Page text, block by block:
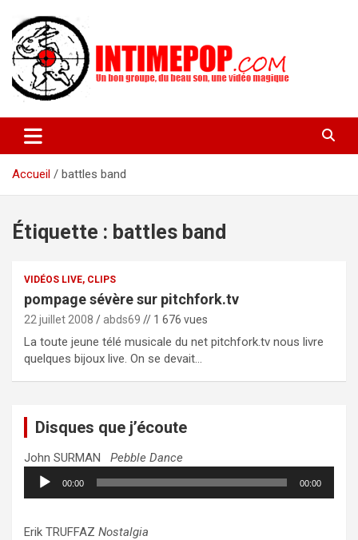
contenu
intimepop.com
actuelles pop rock, post-rock, indé sur Lyon. rock pop concert
lyon
Accueil
battles band
Étiquette : battles band
VIDÉOS LIVE, CLIPS
pompage sévère sur pitchfork.tv
22 juillet 2008 abds69 // 1 676 vues
La toute jeune télé musicale du net pitchfork.tv nous livre
quelques bijoux live. On se devait…
Disques que j’écoute
John SURMAN Pebble Dance
Lecteur
audio
00:00 00:00
Erik TRUFFAZ Nostalgia